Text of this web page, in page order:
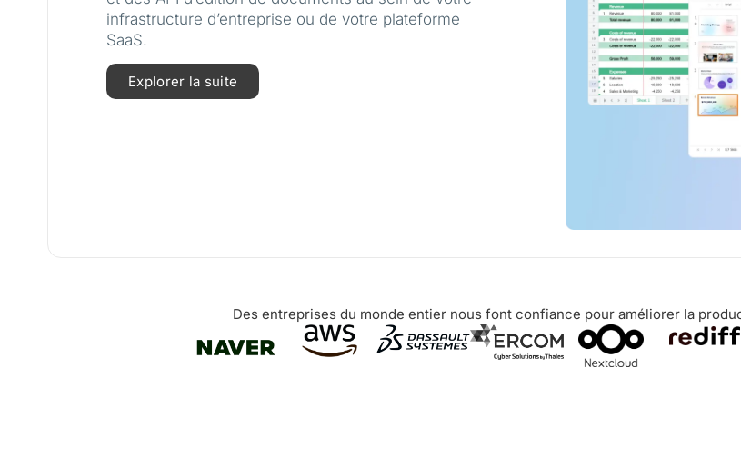
infrastructure d’entreprise ou de votre plateforme
SaaS.
Explorer la suite
Des entreprises du monde entier nous font confiance pour améliorer la